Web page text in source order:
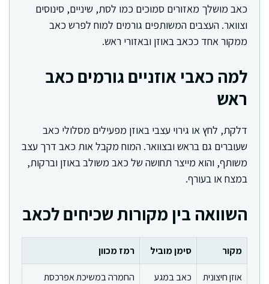
כאב מושלך מאזורים סמוכים כמו לסת, שיניים, סינוסים
וצוואר. העצבים המשותפים גורמים למוח לפרש כאב
ממקור אחד ככאב באוזן ובאזורי ראש.
למה כאבי אוזניים גורמים כאב
ראש
דלקת, לחץ או גירוי עצבי באוזן מפעילים מסלולי כאב
שעוברים גם בראש ובצוואר. המוח מקבל אות כאב דרך עצב
משותף, והוא מייצר תחושה של כאב משולב באוזן וברקות,
במצח או בעורף.
השוואה בין מקורות שכיחים לכאב
מקור סימן מוביל
רמז מכוון
אוזן חיצונית
כאב במגע
החמרה במשיכת אפרכסת